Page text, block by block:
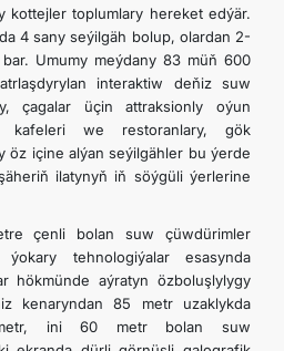
kottejler toplumlary hereket edýär.
4 sany seýilgäh bolup, olardan 2-
Umumy meýdany 83 müň 600
interaktiw deňiz suw
çagalar üçin attraksionly oýun
kafeleri we restoranlary, gök
öz içine alýan seýilgähler bu ýerde
ilatynyň iň söýgüli ýerlerine
çenli bolan suw çüwdürimler
tehnologiýalar esasynda
hökmünde aýratyn özboluşlylygy
kenaryndan 85 metr uzaklykda
ini 60 metr bolan suw